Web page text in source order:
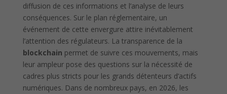
diffusion de ces informations et l’analyse de leurs
conséquences. Sur le plan réglementaire, un
événement de cette envergure attire inévitablement
l’attention des régulateurs. La transparence de la
blockchain permet de suivre ces mouvements, mais
leur ampleur pose des questions sur la nécessité de
cadres plus stricts pour les grands détenteurs d’actifs
numériques. Dans de nombreux pays, en 2026, les